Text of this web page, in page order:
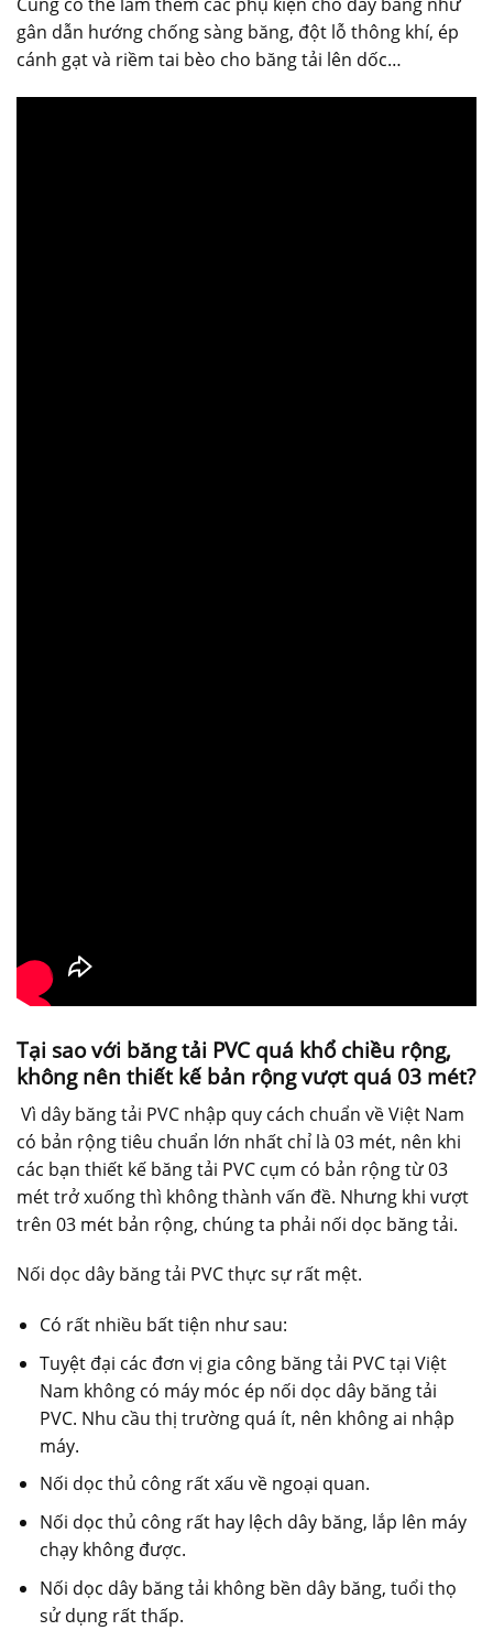
gân dẫn hướng chống sàng băng, đột lỗ thông khí, ép
cánh gạt và riềm tai bèo cho băng tải lên dốc…
Tại sao với băng tải PVC quá khổ chiều rộng,
không nên thiết kế bản rộng vượt quá 03 mét?
Vì dây băng tải PVC nhập quy cách chuẩn về Việt Nam
có bản rộng tiêu chuẩn lớn nhất chỉ là 03 mét, nên khi
các bạn thiết kế băng tải PVC cụm có bản rộng từ 03
mét trở xuống thì không thành vấn đề. Nhưng khi vượt
trên 03 mét bản rộng, chúng ta phải nối dọc băng tải.
Nối dọc dây băng tải PVC thực sự rất mệt.
Có rất nhiều bất tiện như sau:
Tuyệt đại các đơn vị gia công băng tải PVC tại Việt
Nam không có máy móc ép nối dọc dây băng tải
PVC. Nhu cầu thị trường quá ít, nên không ai nhập
máy.
Nối dọc thủ công rất xấu về ngoại quan.
Nối dọc thủ công rất hay lệch dây băng, lắp lên máy
chạy không được.
Nối dọc dây băng tải không bền dây băng, tuổi thọ
sử dụng rất thấp.